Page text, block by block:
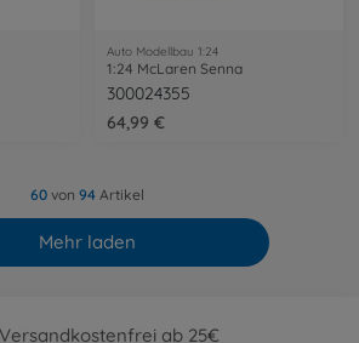
Auto Modellbau 1:24
1:24 McLaren Senna
300024355
64,99 €
60 von 94 Artikel
Mehr laden
Offizieller Hersteller Shop
Persönlicher Service
Versandkostenfrei ab 25€
Schnelle Lieferung